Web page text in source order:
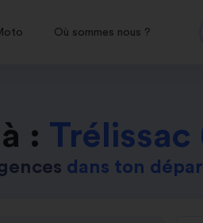
Où sommes nous ?
: Trélissac
dans ton